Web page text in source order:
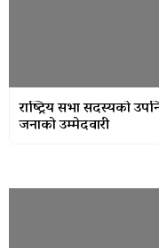
राष्ट्रिय सभा सदस्यको
जनाको उम्मेदवारी